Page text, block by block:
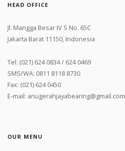
HEAD OFFICE
Jl. Mangga Besar IV S No. 65C
Jakarta Barat 11150, Indonesia
Tel: (021) 624 0834 / 624 0469
SMS/WA: 0811 8118 8730
Fax: (021) 624 0450
E-mail: anugerahjayabearing@gmail.com
OUR MENU